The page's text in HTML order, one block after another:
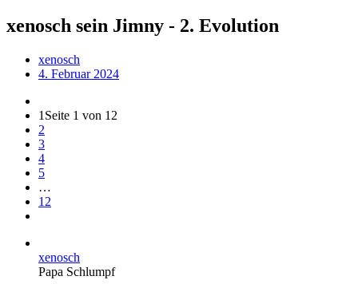
xenosch sein Jimny - 2. Evolution
xenosch
4. Februar 2024
1 Seite 1 von 12
2
3
4
5
…
12
xenosch
Papa Schlumpf